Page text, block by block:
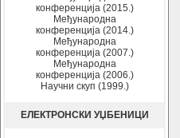
конференција (2015.)
Међународна
конференција (2014.)
Међународна
конференција (2007.)
Међународна
конференција (2006.)
Научни скуп (1999.)
ЕЛЕКТРОНСКИ УЏБЕНИЦИ